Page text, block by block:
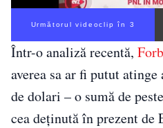
Următorul videoclip în 2
Într-o analiză recentă,
averea sa ar fi putut
de dolari – o sumă de
cea deținută în prezent de